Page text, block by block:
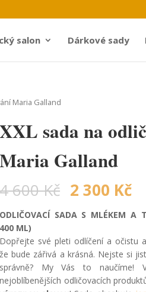
salon Dárkové sady
Maria Galland
XXL sada na
Maria Galland
4 600Kč 2 300 Kč
ODLIČOVACÍ SADA S MLÉKEM A
400 ML)
Dopřejte své pleti odlíčení a očistu
že bude zářivá a krásná. Nejste si
správně? My Vás to naučíme!
nejoblíbenějších odličovacích